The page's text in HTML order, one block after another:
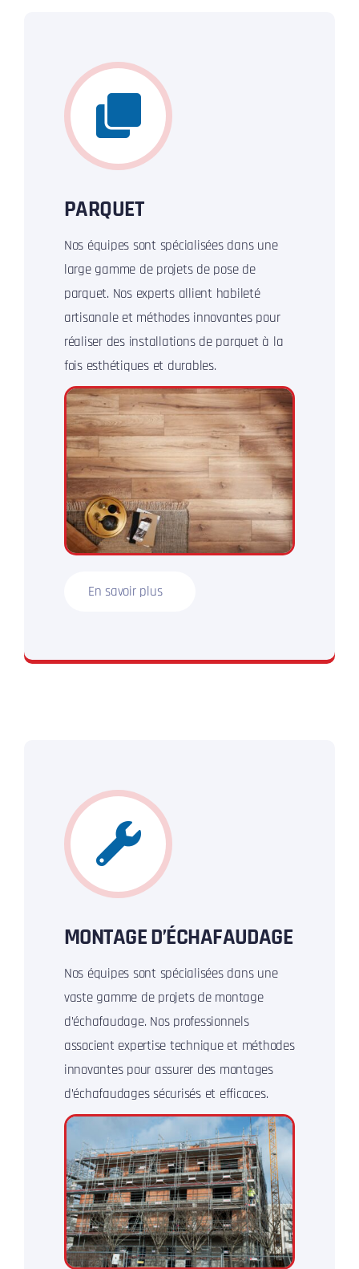
PARQUET
Nos équipes sont spécialisées dans une
large gamme de projets de pose de
parquet. Nos experts allient habileté
artisanale et méthodes innovantes pour
réaliser des installations de parquet à la
fois esthétiques et durables.
En savoir plus
MONTAGE D’ÉCHAFAUDAGE
Nos équipes sont spécialisées dans une
vaste gamme de projets de montage
d’échafaudage. Nos professionnels
associent expertise technique et méthodes
innovantes pour assurer des montages
d’échafaudages sécurisés et efficaces.